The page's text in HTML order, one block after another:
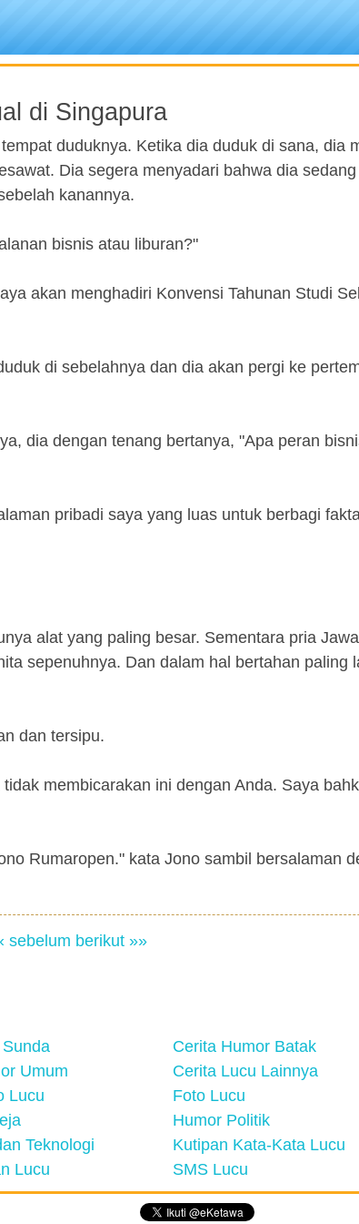
di Singapura
duduknya. Ketika dia duduk di sana, dia
Dia segera menyadari bahwa dia
kanannya.
bisnis atau liburan?"
akan menghadiri Konvensi Tahunan Studi
di sebelahnya dan dia akan pergi ke
dia dengan tenang bertanya, "Apa peran
pribadi saya yang luas untuk berbagi
alat yang paling besar. Sementara pria
sepenuhnya. Dan dalam hal bertahan paling
dan tersipu.
membicarakan ini dengan Anda. Saya
Rumaropen." kata Jono sambil bersalaman
sebelum berikut »»
Cerita Humor Batak
Umum Cerita Lucu Lainnya
Lucu Foto Lucu
Humor Politik
Teknologi Kutipan Kata-Kata Lucu
Lucu SMS Lucu